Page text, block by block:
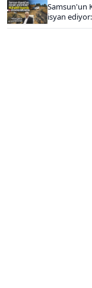
Samsun'un
isyan